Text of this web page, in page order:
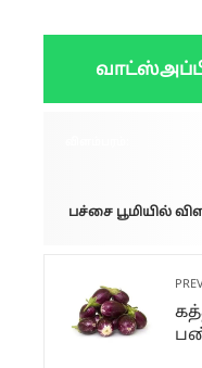
பச்சை பூமியில்